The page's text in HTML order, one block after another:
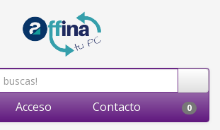
Acceso Contacto 0